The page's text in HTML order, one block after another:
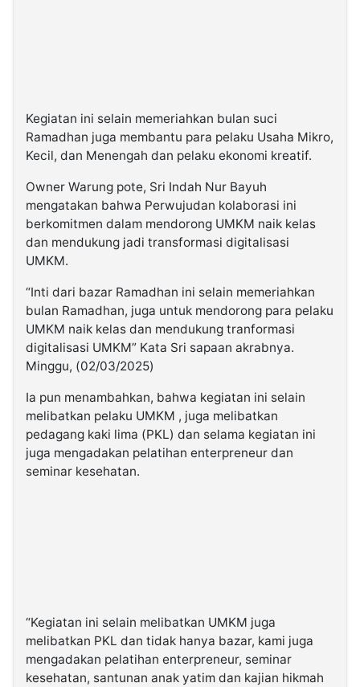
Kegiatan ini selain memeriahkan bulan suci
Ramadhan juga membantu para pelaku Usaha Mikro,
Kecil, dan Menengah dan pelaku ekonomi kreatif.
Owner Warung pote, Sri Indah Nur Bayuh
mengatakan bahwa Perwujudan kolaborasi ini
berkomitmen dalam mendorong UMKM naik kelas
dan mendukung jadi transformasi digitalisasi
UMKM.
“Inti dari bazar Ramadhan ini selain memeriahkan
bulan Ramadhan, juga untuk mendorong para pelaku
UMKM naik kelas dan mendukung tranformasi
digitalisasi UMKM” Kata Sri sapaan akrabnya.
Minggu, (02/03/2025)
Ia pun menambahkan, bahwa kegiatan ini selain
melibatkan pelaku UMKM , juga melibatkan
pedagang kaki lima (PKL) dan selama kegiatan ini
juga mengadakan pelatihan enterpreneur dan
seminar kesehatan.
“Kegiatan ini selain melibatkan UMKM juga
melibatkan PKL dan tidak hanya bazar, kami juga
mengadakan pelatihan enterpreneur, seminar
kesehatan, santunan anak yatim dan kajian hikmah